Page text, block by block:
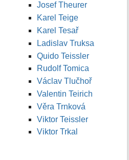
Josef Theurer
Karel Teige
Karel Tesař
Ladislav Truksa
Quido Teissler
Rudolf Tomica
Václav Tlučhoř
Valentin Teirich
Věra Trnková
Viktor Teissler
Viktor Trkal